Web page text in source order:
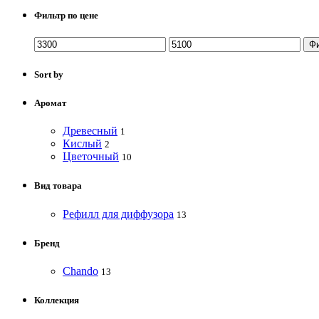
Фильтр по цене
Sort by
Аромат
Древесный 1
Кислый 2
Цветочный 10
Вид товара
Рефилл для диффузора 13
Бренд
Chando 13
Коллекция